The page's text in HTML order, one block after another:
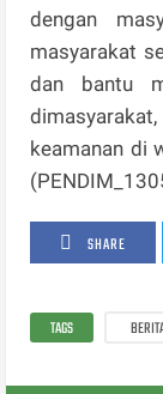
dengan
masyarakat
dan bantu
keamanan di
SHARE
TAGS